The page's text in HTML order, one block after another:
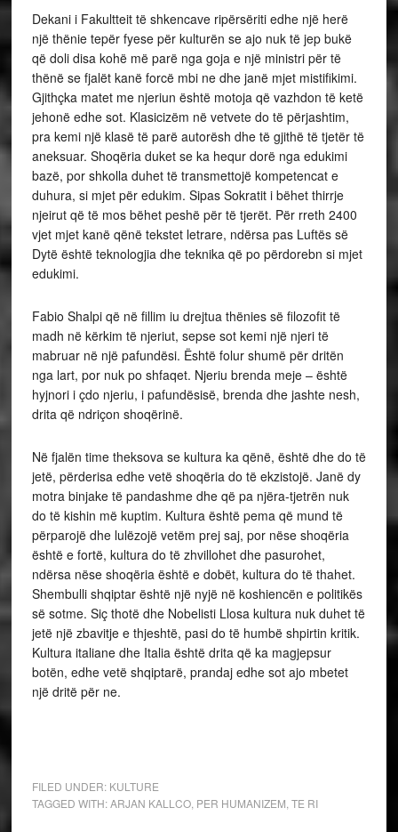
Dekani i Fakultteit të shkencave ripërsëriti edhe një herë
një thënie tepër fyese për kulturën se ajo nuk të jep bukë
që doli disa kohë më parë nga goja e një ministri për të
thënë se fjalët kanë forcë mbi ne dhe janë mjet mistifikimi.
Gjithçka matet me njeriun është motoja që vazhdon të ketë
jehonë edhe sot. Klasicizëm në vetvete do të përjashtim,
pra kemi një klasë të parë autorësh dhe të gjithë të tjetër të
aneksuar. Shoqëria duket se ka hequr dorë nga edukimi
bazë, por shkolla duhet të transmettojë kompetencat e
duhura, si mjet për edukim. Sipas Sokratit i bëhet thirrje
njeirut që të mos bëhet peshë për të tjerët. Për rreth 2400
vjet mjet kanë qënë tekstet letrare, ndërsa pas Luftës së
Dytë është teknologjia dhe teknika që po përdorebn si mjet
edukimi.
Fabio Shalpi që në fillim iu drejtua thënies së filozofit të
madh në kërkim të njeriut, sepse sot kemi një njeri të
mabruar në një pafundësi. Është folur shumë për dritën
nga lart, por nuk po shfaqet. Njeriu brenda meje – është
hyjnori i çdo njeriu, i pafundësisë, brenda dhe jashte nesh,
drita që ndriçon shoqërinë.
Në fjalën time theksova se kultura ka qënë, është dhe do të
jetë, përderisa edhe vetë shoqëria do të ekzistojë. Janë dy
motra binjake të pandashme dhe që pa njëra-tjetrën nuk
do të kishin më kuptim. Kultura është pema që mund të
përparojë dhe lulëzojë vetëm prej saj, por nëse shoqëria
është e fortë, kultura do të zhvillohet dhe pasurohet,
ndërsa nëse shoqëria është e dobët, kultura do të thahet.
Shembulli shqiptar është një nyjë në koshiencën e politikës
së sotme. Siç thotë dhe Nobelisti Llosa kultura nuk duhet të
jetë një zbavitje e thjeshtë, pasi do të humbë shpirtin kritik.
Kultura italiane dhe Italia është drita që ka magjepsur
botën, edhe vetë shqiptarë, prandaj edhe sot ajo mbetet
një dritë për ne.
FILED UNDER: KULTURE
TAGGED WITH:ARJAN KALLCO, PER HUMANIZEM TE RI